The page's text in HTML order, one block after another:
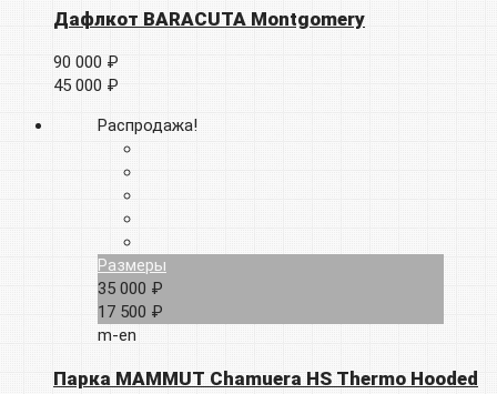
Дафлкот BARACUTA Montgomery
90 000 ₽
45 000 ₽
Распродажа!
Размеры
35 000 ₽
17 500 ₽
m-en
Парка MAMMUT Chamuera HS Thermo Hooded